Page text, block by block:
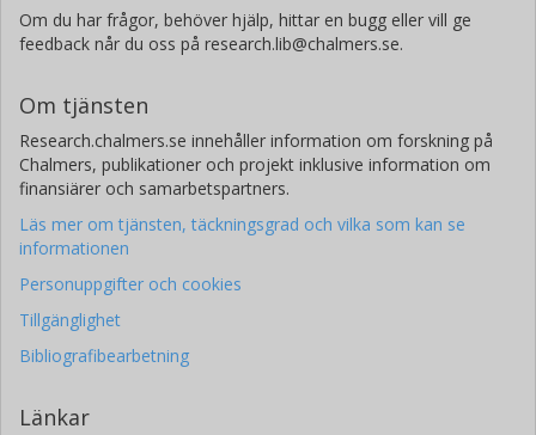
Om du har frågor, behöver hjälp, hittar en bugg eller vill ge
feedback når du oss på research.lib@chalmers.se.
Om tjänsten
Research.chalmers.se innehåller information om forskning på
Chalmers, publikationer och projekt inklusive information om
finansiärer och samarbetspartners.
Läs mer om tjänsten, täckningsgrad och vilka som kan se
informationen
Personuppgifter och cookies
Tillgänglighet
Bibliografibearbetning
Länkar